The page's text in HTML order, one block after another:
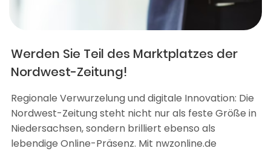
Werden Sie Teil des Marktplatzes der
Nordwest-Zeitung!
Regionale Verwurzelung und digitale Innovation: Die
Nordwest-Zeitung steht nicht nur als feste Größe in
Niedersachsen, sondern brilliert ebenso als
lebendige Online-Präsenz. Mit nwzonline.de